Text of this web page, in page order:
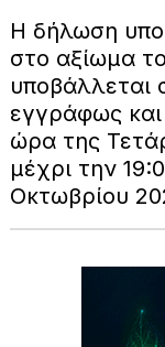
Η δήλωση
στο αξίωμα
εγγράφως και
ώρα της
μέχρι την
Οκτωβρίου